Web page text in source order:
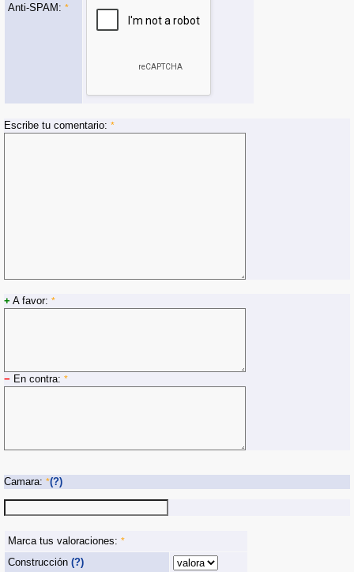
Anti-SPAM: *
Escribe tu comentario: *
+ A favor: *
− En contra: *
Camara: *(?)
Marca tus valoraciones: *
Construcción (?)